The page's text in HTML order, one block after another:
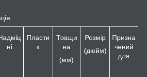
ні
Пласти
к
Товщи
на
(мм)
Розмір
(дюйм)
Призна
чений
для